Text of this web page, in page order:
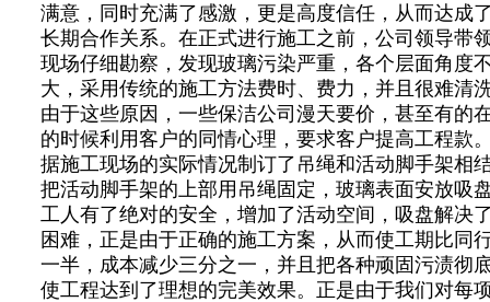
满意，同时充满了感激，更是高度信任，从而达成
长期合作关系。在正式进行施工之前，公司领导带
现场仔细勘察，发现玻璃污染严重，各个层面角度
大，采用传统的施工方法费时、费力，并且很难清
由于这些原因，一些保洁公司漫天要价，甚至有的
的时候利用客户的同情心理，要求客户提高工程款
据施工现场的实际情况制订了吊绳和活动脚手架相
把活动脚手架的上部用吊绳固定，玻璃表面安放吸
工人有了绝对的安全，增加了活动空间，吸盘解决
困难，正是由于正确的施工方案，从而使工期比同
一半，成本减少三分之一，并且把各种顽固污渍彻
使工程达到了理想的完美效果。正是由于我们对每